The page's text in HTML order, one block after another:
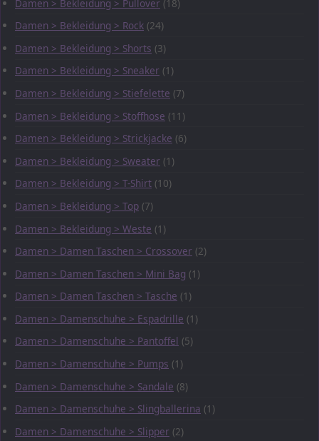
Damen > Bekleidung > Pullover (18)
Damen > Bekleidung > Rock (24)
Damen > Bekleidung > Shorts (3)
Damen > Bekleidung > Sneaker (1)
Damen > Bekleidung > Stiefelette (7)
Damen > Bekleidung > Stoffhose (11)
Damen > Bekleidung > Strickjacke (6)
Damen > Bekleidung > Sweater (1)
Damen > Bekleidung > T-Shirt (10)
Damen > Bekleidung > Top (7)
Damen > Bekleidung > Weste (1)
Damen > Damen Taschen > Crossover (2)
Damen > Damen Taschen > Mini Bag (1)
Damen > Damen Taschen > Tasche (1)
Damen > Damenschuhe > Espadrille (1)
Damen > Damenschuhe > Pantoffel (5)
Damen > Damenschuhe > Pumps (1)
Damen > Damenschuhe > Sandale (8)
Damen > Damenschuhe > Slingballerina (1)
Damen > Damenschuhe > Slipper (2)